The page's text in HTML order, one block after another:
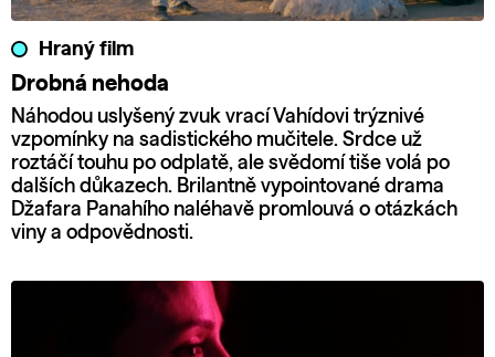
Hraný film
Drobná nehoda
Náhodou uslyšený zvuk vrací Vahídovi trýznivé
vzpomínky na sadistického mučitele. Srdce už
roztáčí touhu po odplatě, ale svědomí tiše volá po
dalších důkazech. Brilantně vypointované drama
Džafara Panahího naléhavě promlouvá o otázkách
viny a odpovědnosti.